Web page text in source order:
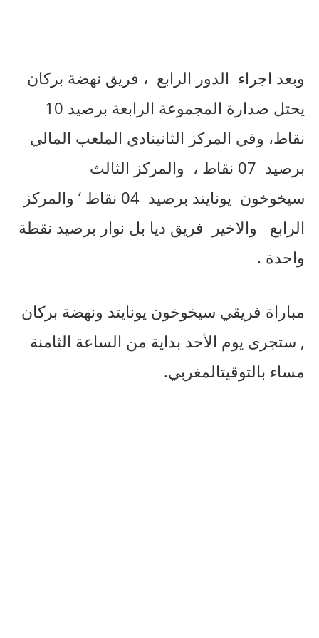
وبعد اجراء الدور الرابع ، فريق نهضة بركان
يحتل صدارة المجموعة الرابعة برصيد
نقاط، وفي المركز الثانينادي الملعب المالي
برصيد 07 نقاط ، والمركز الثالث
سيخوخون يونايتد برصيد 04 نقاط ‘ والمركز
الرابع والاخير فريق ديا بل نوار برصيد نقطة
واحدة .
مباراة فريقي سيخوخون يونايتد ونهضة بركان
, ستجرى يوم الأحد بداية من الساعة الثامنة
مساء بالتوقيتالمغربي.